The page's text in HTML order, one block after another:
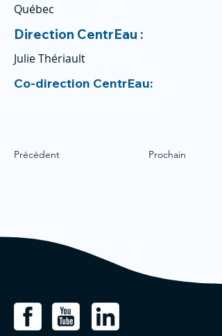
Québec
Direction CentrEau :
Julie Thériault
Co-direction CentrEau:
Précédent Prochain